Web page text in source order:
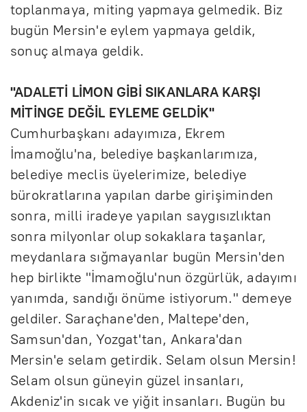
toplanmaya, miting yapmaya gelmedik. Biz
bugün Mersin'e eylem yapmaya geldik,
sonuç almaya geldik.
"ADALETİ LİMON GİBİ SIKANLARA KARŞI
MİTİNGE DEĞİL EYLEME GELDİK"
Cumhurbaşkanı adayımıza, Ekrem
İmamoğlu'na, belediye başkanlarımıza,
belediye meclis üyelerimize, belediye
bürokratlarına yapılan darbe girişiminden
sonra, milli iradeye yapılan saygısızlıktan
sonra milyonlar olup sokaklara taşanlar,
meydanlara sığmayanlar bugün Mersin'den
hep birlikte "İmamoğlu'nun özgürlük, adayımı
yanımda, sandığı önüme istiyorum." demeye
geldiler. Saraçhane'den, Maltepe'den,
Samsun'dan, Yozgat'tan, Ankara'dan
Mersin'e selam getirdik. Selam olsun Mersin!
Selam olsun güneyin güzel insanları,
Akdeniz'in sıcak ve yiğit insanları. Bugün bu